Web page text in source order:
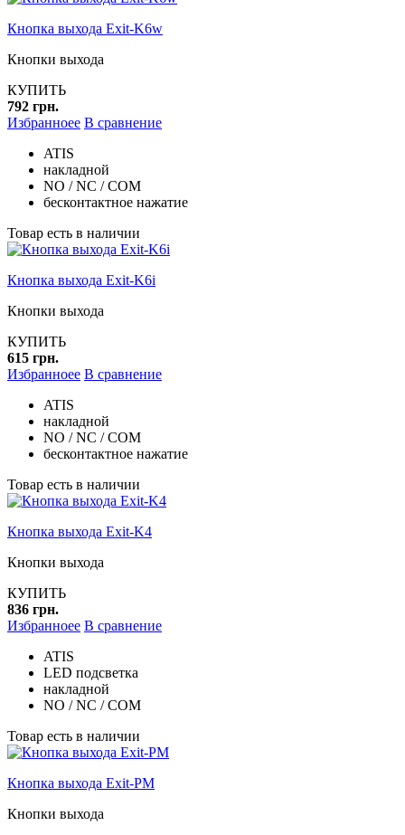
Кнопка выхода Exit-K6w
Кнопки выхода
КУПИТЬ
792 грн.
Избранноее В сравнение
ATIS
накладной
NO / NC / COM
бесконтактное нажатие
Товар есть в наличии
Кнопка выхода Exit-K6i
Кнопки выхода
КУПИТЬ
615 грн.
Избранноее В сравнение
ATIS
накладной
NO / NC / COM
бесконтактное нажатие
Товар есть в наличии
Кнопка выхода Exit-K4
Кнопки выхода
КУПИТЬ
836 грн.
Избранноее В сравнение
ATIS
LED подсветка
накладной
NO / NC / COM
Товар есть в наличии
Кнопка выхода Exit-PM
Кнопки выхода